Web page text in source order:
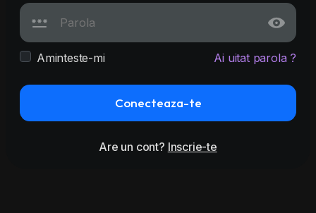
Aminteste-mi Ai uitat parola ?
Conecteaza-te
Are un cont? Inscrie-te